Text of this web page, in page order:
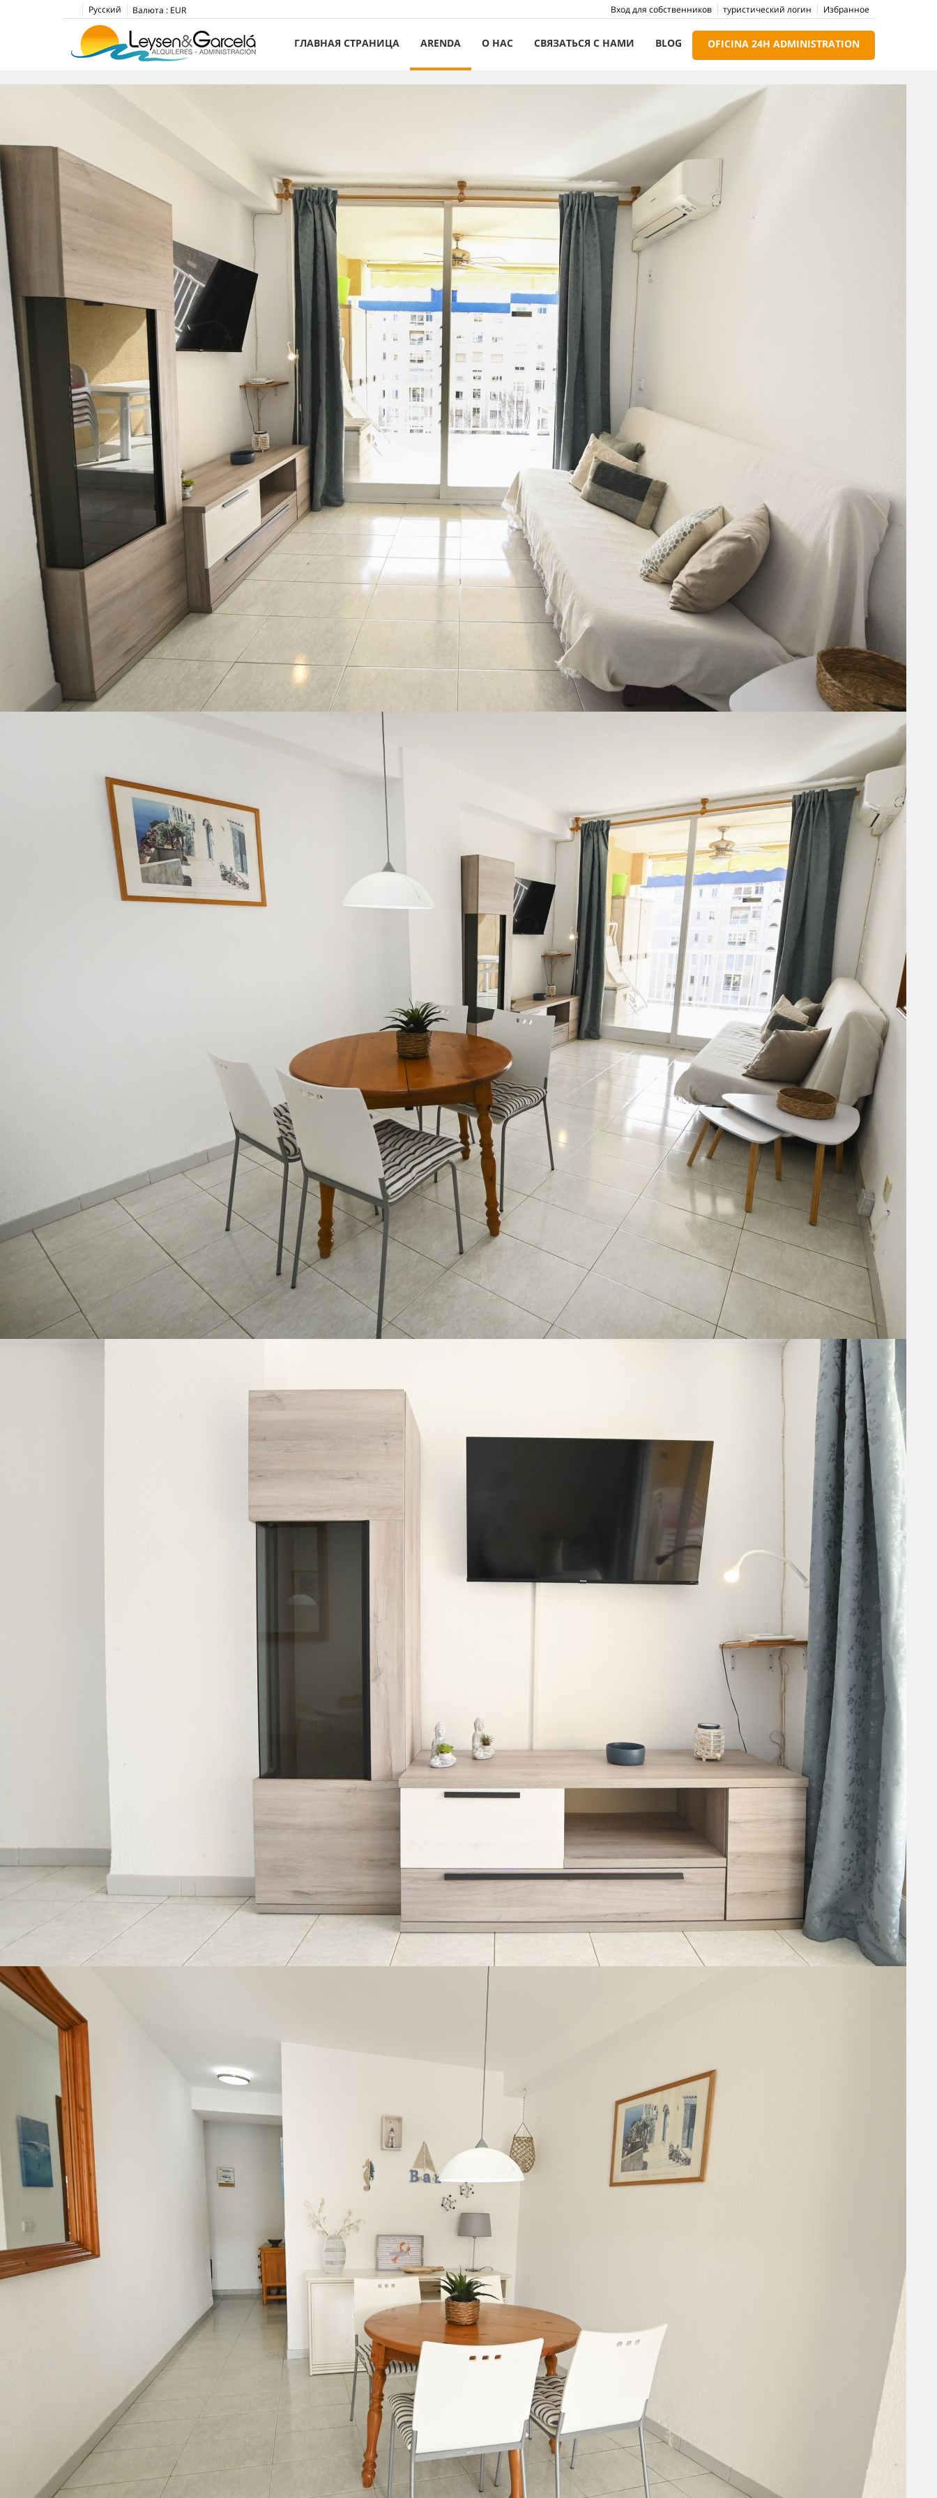
Русский Валюта : EUR Избранное
туристический логин
Вход для собственников
ГЛАВНАЯ СТРАНИЦА ARENDA О НАС СВЯЗАТЬСЯ С НАМИ BLOG OFICINA 24H ADMINISTRATION